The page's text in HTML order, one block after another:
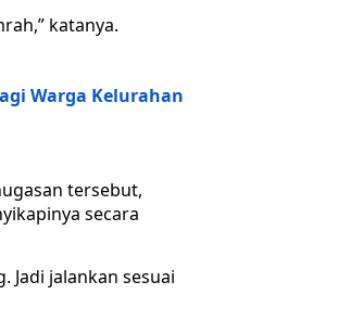
katanya.
Warga Kelurahan
tersebut,
secara
Jadi jalankan sesuai